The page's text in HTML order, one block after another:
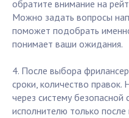
обратите внимание на
Можно задать вопросы
поможет подобрать
понимает ваши ожидания.
4. После выбора
сроки, количество
через систему безопасной
исполнителю только